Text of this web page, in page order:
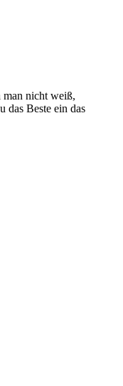
man nicht weiß,
das Beste ein das